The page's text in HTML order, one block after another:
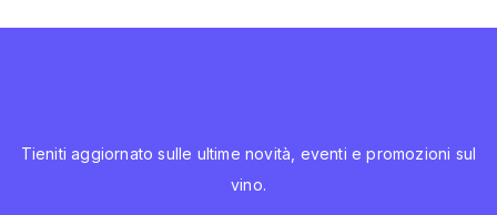
Tieniti aggiornato sulle ultime novità, eventi e promozioni sul
vino.